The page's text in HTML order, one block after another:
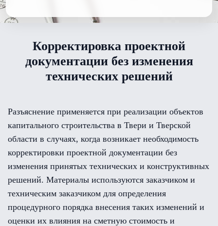
Корректировка проектной
документации без изменения
технических решений
Разъяснение применяется при реализации объектов
капитального строительства в Твери и Тверской
области в случаях, когда возникает необходимость
корректировки проектной документации без
изменения принятых технических и конструктивных
решений. Материалы используются заказчиком и
техническим заказчиком для определения
процедурного порядка внесения таких изменений и
оценки их влияния на сметную стоимость и